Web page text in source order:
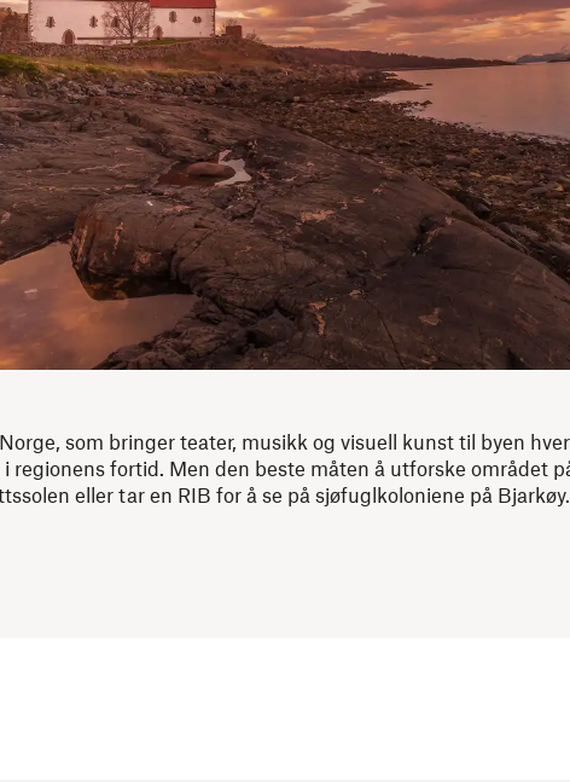
som bringer teater, musikk og visuell kunst til byen
fortid. Men den beste måten å utforske området
eller tar en RIB for å se på sjøfuglkoloniene på Bjarkøy.